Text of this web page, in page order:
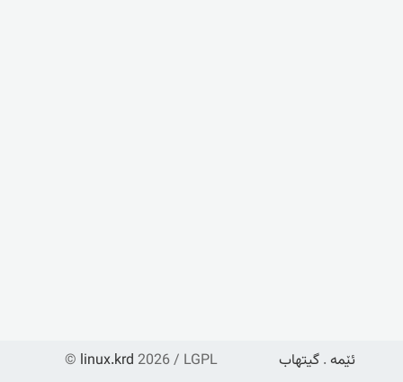
© linux.krd 2026 / LGPL ئێمە . گیتهاب